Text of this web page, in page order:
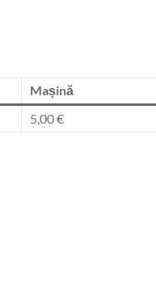
Mașină
5,00 €